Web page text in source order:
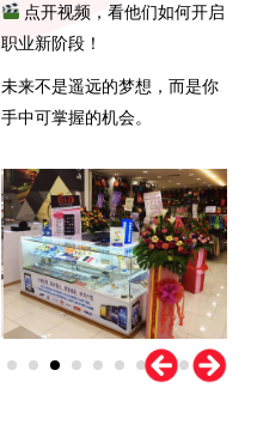
点开视频，看他们如何开启
职业新阶段！
未来不是遥远的梦想，而是你
手中可掌握的机会。